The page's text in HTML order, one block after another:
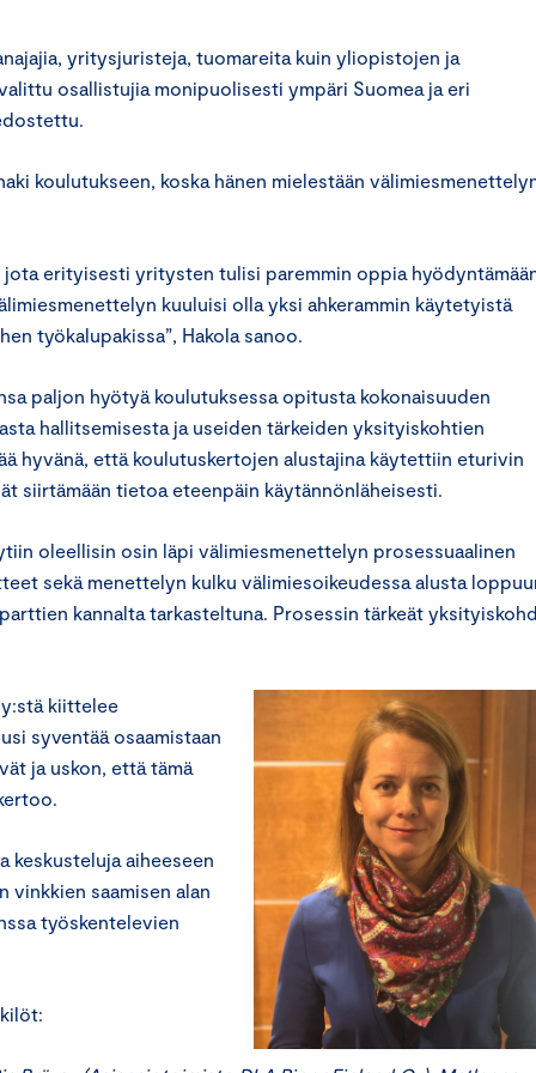
yritysjuristeja, tuomareita kuin yliopistojen ja
osallistujia monipuolisesti ympäri Suomea ja eri
koulutukseen, koska hänen mielestään
jota erityisesti yritysten tulisi paremmin oppia
kuuluisi olla yksi ahkerammin käytetyistä
työkalupakissa”, Hakola sanoo.
paljon hyötyä koulutuksessa opitusta kokonaisuuden
hallitsemisesta ja useiden tärkeiden yksityiskohtien
hyvänä, että koulutuskertojen alustajina käytettiin eturivin
siirtämään tietoa eteenpäin käytännönläheisesti.
oleellisin osin läpi välimiesmenettelyn prosessuaalinen
sekä menettelyn kulku välimiesoikeudessa alusta
kannalta tarkasteltuna. Prosessin tärkeät
kiittelee
syventää osaamistaan
ja uskon, että tämä
keskusteluja aiheeseen
vinkkien saamisen alan
työskentelevien